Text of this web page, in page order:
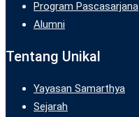
Program Pascasarjana
Alumni
Tentang Unikal
Yayasan Samarthya
Sejarah